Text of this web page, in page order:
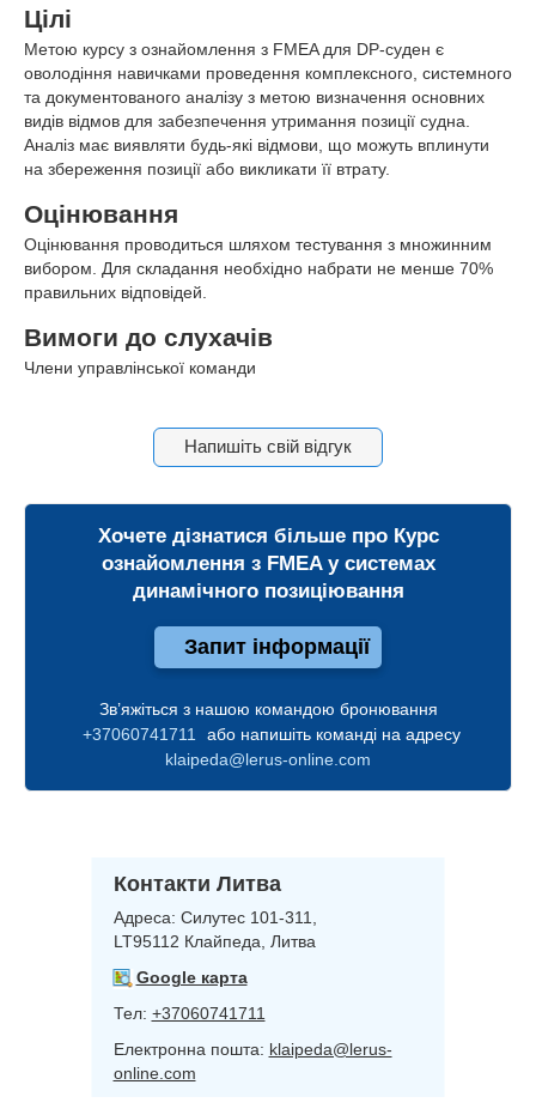
Контакти Литва
Адреса: Силутес 101-311,
LT95112 Клайпеда, Литва
Google карта
Тел: +37060741711
Електронна пошта: klaipeda@lerus-
online.com
Цілі
Метою курсу з ознайомлення з FMEA для DP-суден є
оволодіння навичками проведення комплексного, системного
та документованого аналізу з метою визначення основних
видів відмов для забезпечення утримання позиції судна.
Аналіз має виявляти будь-які відмови, що можуть вплинути
на збереження позиції або викликати її втрату.
Оцінювання
Оцінювання проводиться шляхом тестування з множинним
вибором. Для складання необхідно набрати не менше 70%
правильних відповідей.
Вимоги до слухачів
Члени управлінської команди
Напишіть свій відгук
Хочете дізнатися більше про Курс
ознайомлення з FMEA у системах
динамічного позиціювання
Запит інформації
Зв’яжіться з нашою командою бронювання
+37060741711
або напишіть команді на адресу
klaipeda@lerus-online.com